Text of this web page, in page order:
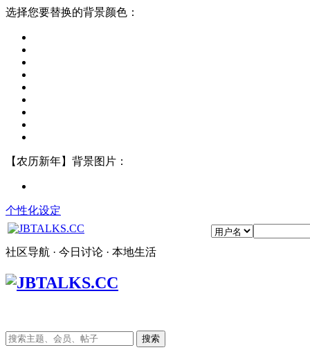
选择您要替换的背景颜色：
【农历新年】背景图片：
个性化设定
社区导航 · 今日讨论 · 本地生活
搜索